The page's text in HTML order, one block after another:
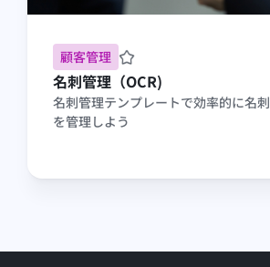
顧客管理
名刺管理（OCR)
名刺管理テンプレートで効率的に名刺
を管理しよう